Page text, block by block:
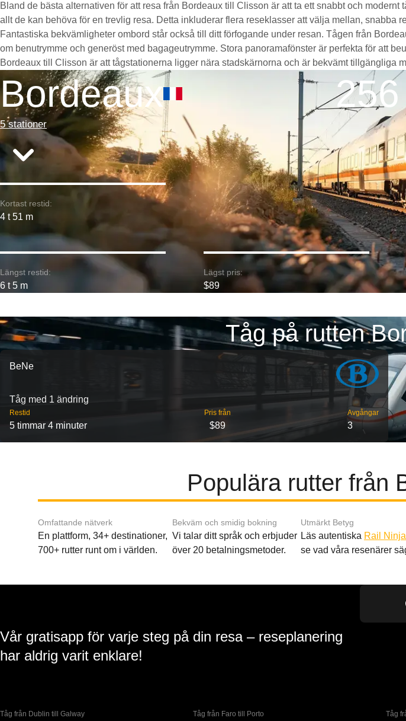
Bland de bästa alternativen för att resa från Bordeaux till Clisson är att ta ett snabbt och
allt de kan behöva för en trevlig resa. Detta inkluderar flera reseklasser att välja mellan,
Fantastiska bekvämligheter ombord står också till ditt förfogande under resan. Tågen från
om benutrymme och generöst med bagageutrymme. Stora panoramafönster är perfekta för att
Bordeaux till Clisson är att tågstationerna ligger nära stadskärnorna och är bekvämt tillgängliga
Bordeaux
5 stationer
Kortast restid:
4 t 51 m
Längst restid:
6 t 5 m
Lägst pris:
$89
Tåg på rutten
BeNe
Tåg med 1 ändring
Restid
5 timmar 4 minuter
Pris från
$89
Avgångar
3
Populära rutter från
Omfattande nätverk
En plattform, 34+ destinationer,
700+ rutter runt om i världen.
Bekväm och smidig bokning
Vi talar ditt språk och erbjuder
över 20 betalningsmetoder.
Utmärkt Betyg
Läs autentiska Rail
se vad våra resenärer
Vår gratisapp för varje steg på din resa – reseplanering
har aldrig varit enklare!
Tåg från Dublin till Galway Tåg från Faro till Porto Tåg